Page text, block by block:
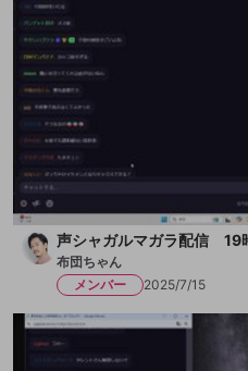
声シャガルマガラ配信 19
布団ちゃん
メンバー
2025/7/15